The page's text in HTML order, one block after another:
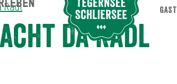
Rädl
Da Rädl
Suche abschicken